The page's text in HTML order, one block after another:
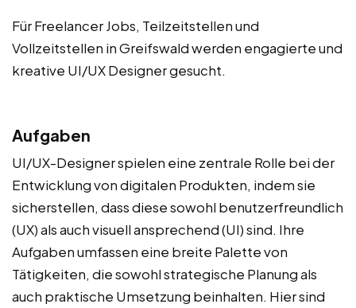
Für Freelancer Jobs, Teilzeitstellen und
Vollzeitstellen in Greifswald werden engagierte und
kreative UI/UX Designer gesucht.
Aufgaben
UI/UX-Designer spielen eine zentrale Rolle bei der
Entwicklung von digitalen Produkten, indem sie
sicherstellen, dass diese sowohl benutzerfreundlich
(UX) als auch visuell ansprechend (UI) sind. Ihre
Aufgaben umfassen eine breite Palette von
Tätigkeiten, die sowohl strategische Planung als
auch praktische Umsetzung beinhalten. Hier sind